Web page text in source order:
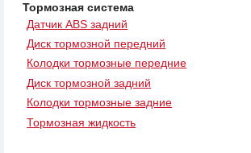
Тормозная система
Датчик ABS задний
Диск тормозной передний
Колодки тормозные передние
Диск тормозной задний
Колодки тормозные задние
Тормозная жидкость